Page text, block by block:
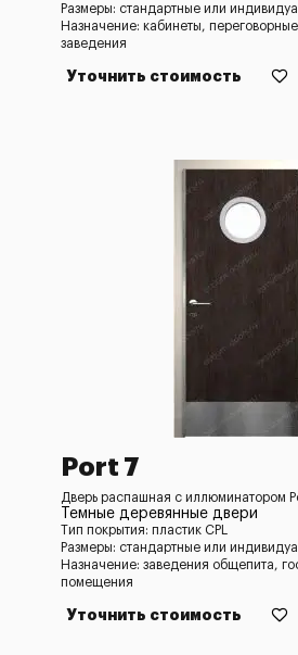
Размеры: стандартные или
Назначение: кабинеты,
заведения
Уточнить стоимость
Port 7
Дверь распашная с иллюминатором
Темные деревянные двери
Тип покрытия: пластик CPL
Размеры: стандартные или
Назначение: заведения общепита,
помещения
Уточнить стоимость